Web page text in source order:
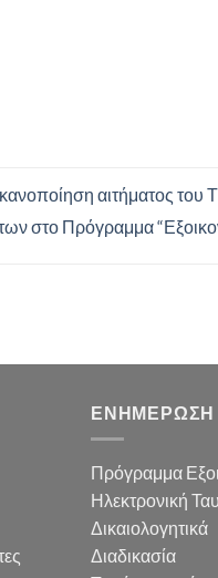
αιτήματος
στο Πρόγραμμα
ΕΝΗΜΕΡΩΣΗ
Πρόγραμμα
Ηλεκτρονική
Δικαιολογητικά
Διαδικασία